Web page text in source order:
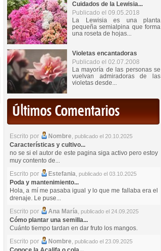
Cuidados de la Lewisia...
Publicado el 09.05.2018
La Lewisia es una planta
pequeña semialpina que forma
una roseta de hojas...
Violetas encantadoras
Publicado el 02.07.2008
La mayoría de las personas se
vuelvan admiradoras de las
violetas desde...
Últimos Comentarios
Escrito por Nombre, publicado el 20.10.2025
Características y cultivo...
no se si el autor de este pagina siga activo pero estoy
muy contento de...
Escrito por
Estefania, publicado el 03.10.2025
Poda y mantenimiento...
Hola, a mí me pasaba igual y lo que me fallaba era el
drenaje. Le puse...
Escrito por
Ana María, publicado el 24.09.2025
Cómo plantar una semilla...
Cuánto tiempo tardan en dar fruto los mangos.
Escrito por
Nombre, publicado el 23.09.2025